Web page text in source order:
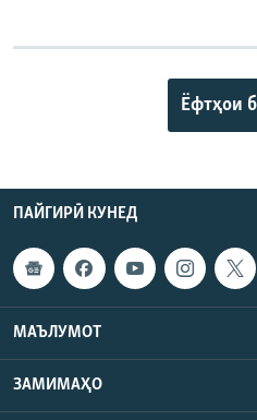
Ёфтҳои
ПАЙГИРӢ КУНЕД
МАЪЛУМОТ
ЗАМИМАҲО